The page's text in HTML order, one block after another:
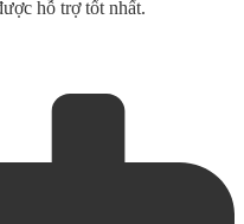
hỗ trợ tốt nhất.